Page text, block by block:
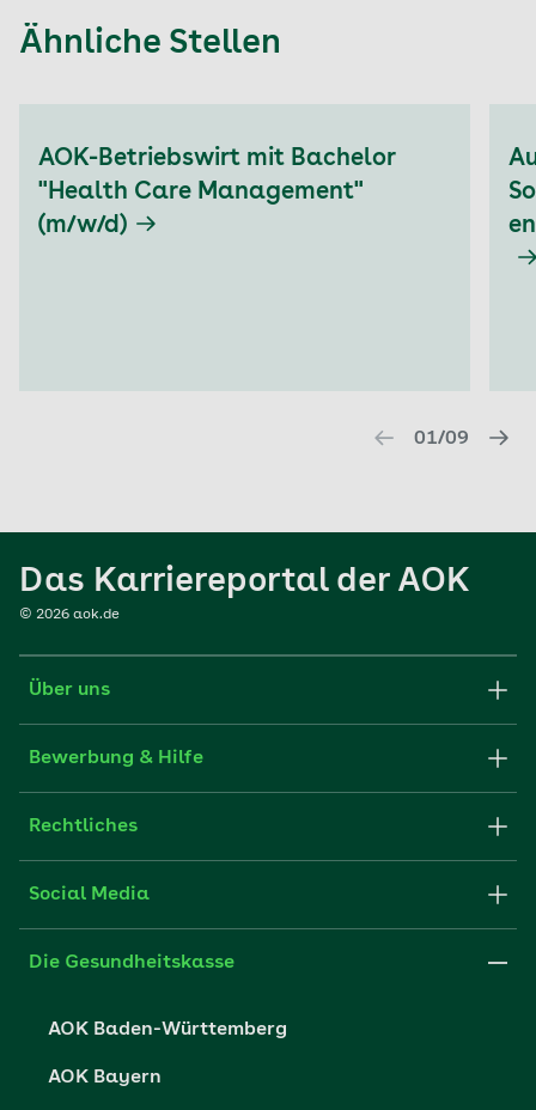
Ähnliche Stellen
AOK-Betriebswirt mit Bachelor
"Health Care Management"
(m/w/d)
01/09
Das Karriereportal der AOK
© 2026 aok.de
Über uns
Karriere-Startseite
Unsere Kultur
Bewerbung & Hilfe
Stellenangebote
Rechtliches
Impressum
Datenschutzrechte
Barrierefreiheit
Social Media
Die Gesundheitskasse
AOK Baden-Württemberg
AOK Bayern